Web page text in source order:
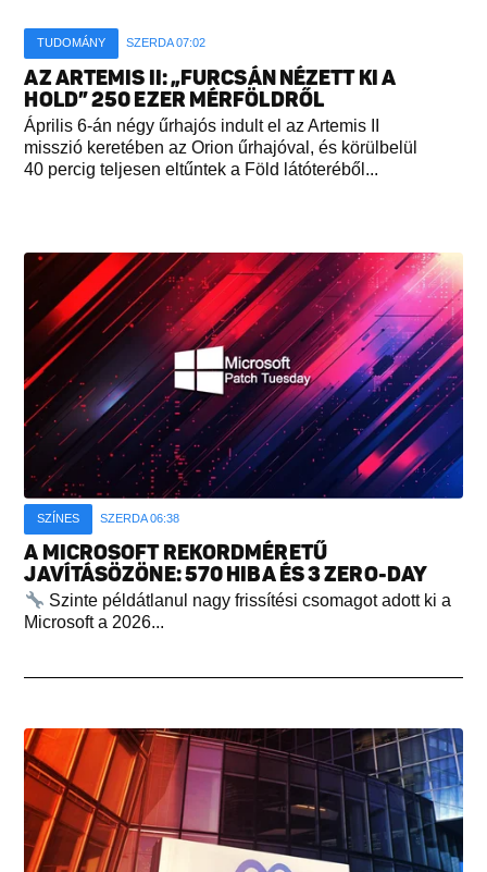
TUDOMÁNY SZERDA 07:02
AZ ARTEMIS II: „FURCSÁN NÉZETT KI A
HOLD” 250 EZER MÉRFÖLDRŐL
Április 6-án négy űrhajós indult el az Artemis II
misszió keretében az Orion űrhajóval, és körülbelül
40 percig teljesen eltűntek a Föld látóteréből...
SZÍNES SZERDA 06:38
A MICROSOFT REKORDMÉRETŰ
JAVÍTÁSÖZÖNE: 570 HIBA ÉS 3 ZERO-DAY
Szinte példátlanul nagy frissítési csomagot adott ki a
Microsoft a 2026...